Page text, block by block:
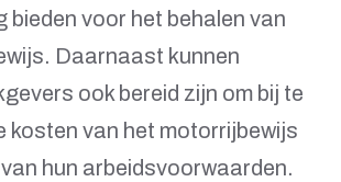
bieden voor het behalen van
Daarnaast kunnen
ook bereid zijn om bij te
kosten van het motorrijbewijs
hun arbeidsvoorwaarden.